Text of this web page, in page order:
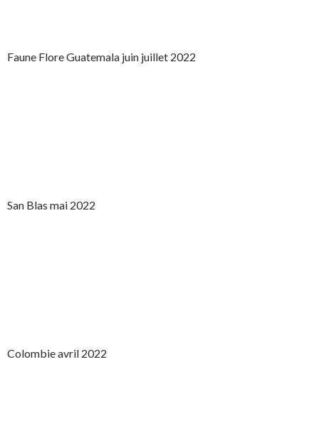
Faune Flore Guatemala juin juillet 2022
San Blas mai 2022
Colombie avril 2022